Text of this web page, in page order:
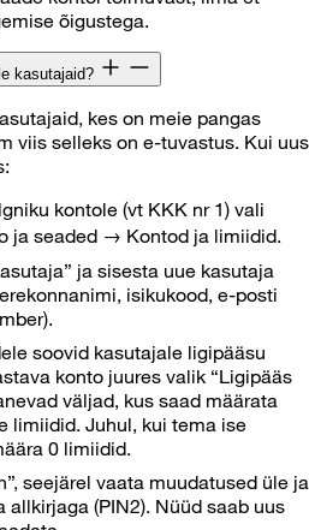
õigustega.
kasutajaid?
kes on meie pangas
viis selleks on e-tuvastus. Kui uus
kontole (vt KKK nr 1) vali
ja seaded → Kontod ja limiidid.
ja sisesta uue kasutaja
isikukood, e-posti
soovid kasutajale ligipääsu
konto juures valik “Ligipääs
väljad, kus saad määrata
limiidid. Juhul, kui tema ise
0 limiidid.
seejärel vaata muudatused üle ja
(PIN2). Nüüd saab uus